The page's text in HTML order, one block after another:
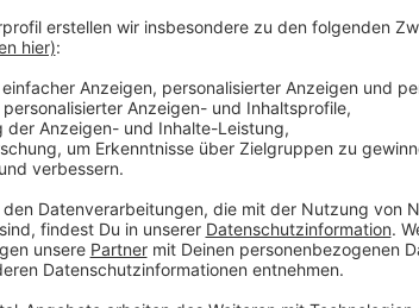
Anzeige
Weitere Meldungen
Anzeige
Rückblick: Neue Bahnstadt Opladen
Gutachten für Leverkusener Currenta